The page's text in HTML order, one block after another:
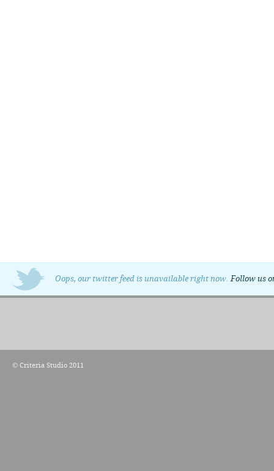
Oops, our twitter feed is unavailable right now.Follow us
© Criteria Studio 2011